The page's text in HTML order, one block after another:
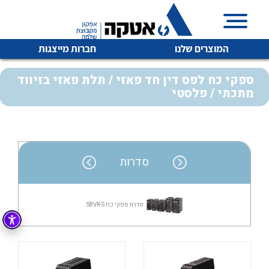
המוצרים שלנו חברות מייצגות
והפצה של מוצרי
מיתוג ואינסטלציה חשמלית
בקרה רובוטיקה ואוטומציה תעשייתית
לכל מוצרי היצרן לכל מוצרי היצרן
ספקי כח לפס דין חד פאזי / תלת פאזי בזיווד
מתכתי / פלסטי
סדרות
סדרת ספקי כח S8VK-S